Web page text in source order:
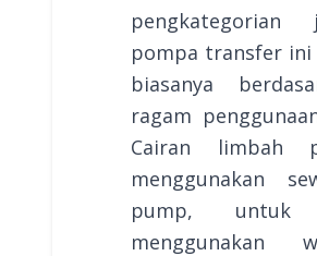
pengkategorian
pompa transfer ini
biasanya
ragam
Cairan limbah
menggunakan
pump,
menggunakan